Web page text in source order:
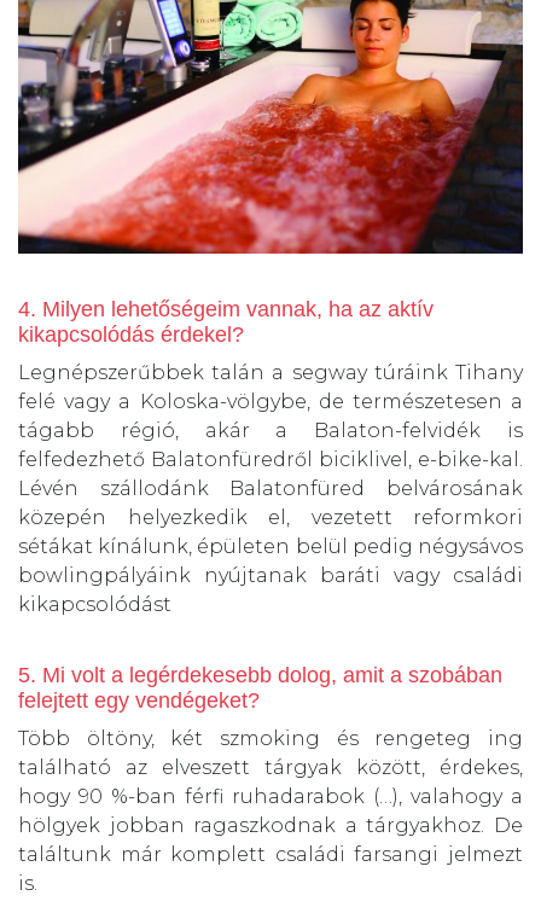
4. Milyen lehetőségeim vannak, ha az aktív
kikapcsolódás érdekel?
Legnépszerűbbek talán a segway túráink Tihany
felé vagy a Koloska-völgybe, de természetesen a
tágabb régió, akár a Balaton-felvidék is
felfedezhető Balatonfüredről biciklivel, e-bike-kal.
Lévén szállodánk Balatonfüred belvárosának
közepén helyezkedik el, vezetett reformkori
sétákat kínálunk, épületen belül pedig négysávos
bowlingpályáink nyújtanak baráti vagy családi
kikapcsolódást
5. Mi volt a legérdekesebb dolog, amit a szobában
felejtett egy vendégeket?
Több öltöny, két szmoking és rengeteg ing
található az elveszett tárgyak között, érdekes,
hogy 90 %-ban férfi ruhadarabok (…), valahogy a
hölgyek jobban ragaszkodnak a tárgyakhoz. De
találtunk már komplett családi farsangi jelmezt
is.